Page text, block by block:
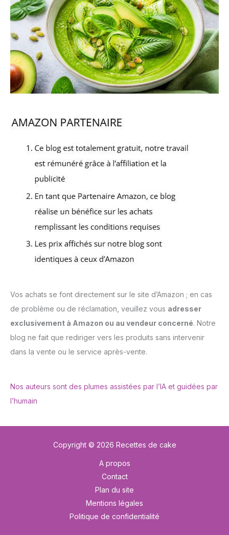
Vos achats se font directement sur le site d’Amazon ; en cas
de problème ou de réclamation, veuillez vous adresser
exclusivement à Amazon ou au vendeur concerné. Notre
blog ne fait que rediriger vers les produits sans intervenir
dans la vente ou le service après-vente.
Nos auteurs sont des plumes assistées par l’IA et guidées par
l’humain
Copyright © 2026 Recettes de cake
A propos
Contact
Plan du site
Mentions légales
Politique de confidentialité